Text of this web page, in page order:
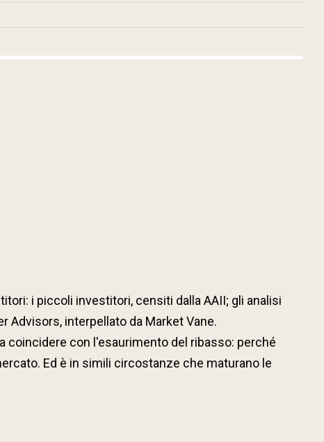
i piccoli investitori, censiti dalla AAII; gli analisi
Advisors, interpellato da Market Vane.
coincidere con l'esaurimento del ribasso: perché
Ed è in simili circostanze che maturano le